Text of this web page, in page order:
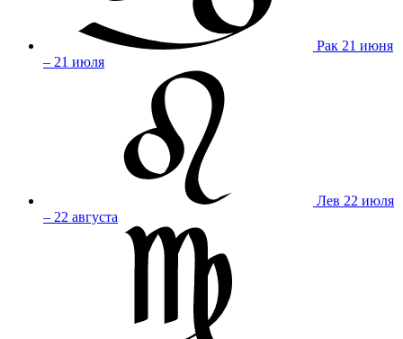
Рак 21 июня
– 21 июля
Лев 22 июля
– 22 августа